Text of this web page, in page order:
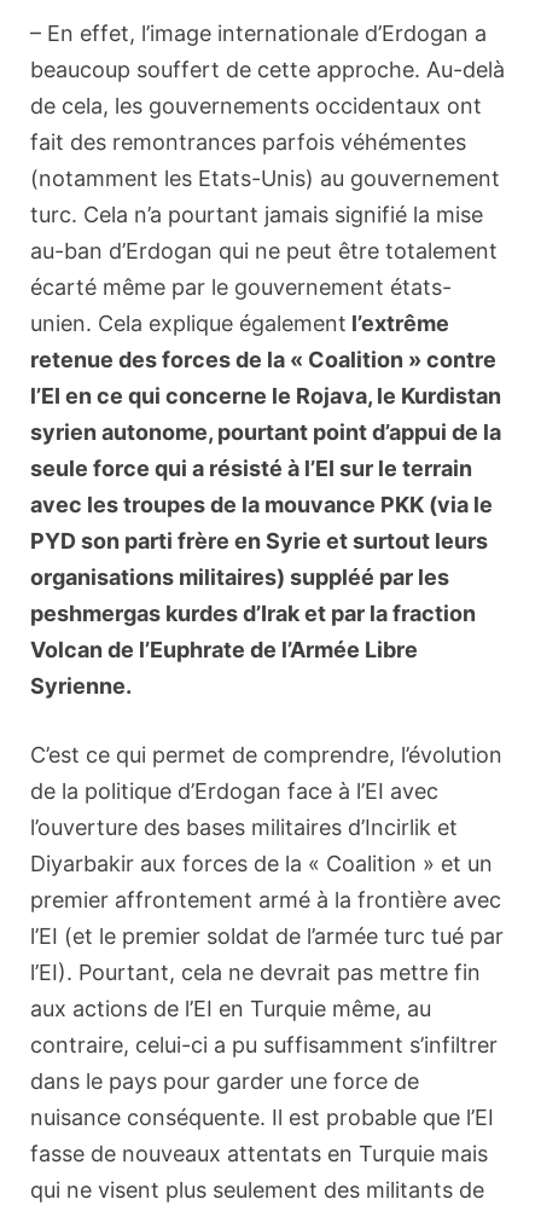
– En effet, l’image internationale d’Erdogan a
beaucoup souffert de cette approche. Au-delà
de cela, les gouvernements occidentaux ont
fait des remontrances parfois véhémentes
(notamment les Etats-Unis) au gouvernement
turc. Cela n’a pourtant jamais signifié la mise
au-ban d’Erdogan qui ne peut être totalement
écarté même par le gouvernement états-
unien. Cela explique également l’extrême
retenue des forces de la « Coalition » contre
l’EI en ce qui concerne le Rojava, le Kurdistan
syrien autonome, pourtant point d’appui de la
seule force qui a résisté à l’EI sur le terrain
avec les troupes de la mouvance PKK (via le
PYD son parti frère en Syrie et surtout leurs
organisations militaires) suppléé par les
peshmergas kurdes d’Irak et par la fraction
Volcan de l’Euphrate de l’Armée Libre
Syrienne.
C’est ce qui permet de comprendre, l’évolution
de la politique d’Erdogan face à l’EI avec
l’ouverture des bases militaires d’Incirlik et
Diyarbakir aux forces de la « Coalition » et un
premier affrontement armé à la frontière avec
l’EI (et le premier soldat de l’armée turc tué par
l’EI). Pourtant, cela ne devrait pas mettre fin
aux actions de l’EI en Turquie même, au
contraire, celui-ci a pu suffisamment s’infiltrer
dans le pays pour garder une force de
nuisance conséquente. Il est probable que l’EI
fasse de nouveaux attentats en Turquie mais
qui ne visent plus seulement des militants de